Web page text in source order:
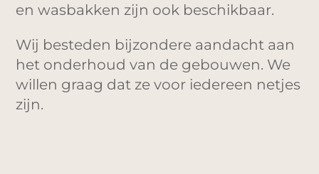
en wasbakken zijn ook beschikbaar.
Wij besteden bijzondere aandacht aan
het onderhoud van de gebouwen. We
willen graag dat ze voor iedereen netjes
zijn.